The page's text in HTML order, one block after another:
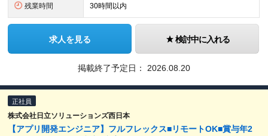
残業時間 30時間以内
求人を見る 検討中に入れる
掲載終了予定日： 2026.08.20
正社員
株式会社日立ソリューションズ西日本
【アプリ開発エンジニア】フルフレックス■リモートOK■賞与年2